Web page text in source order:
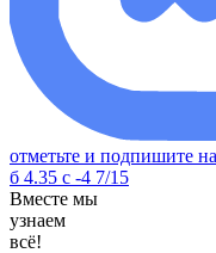
отметьте и подпишите
б 4.35 с -4 7/15
Вместе мы
узнаем
всё!